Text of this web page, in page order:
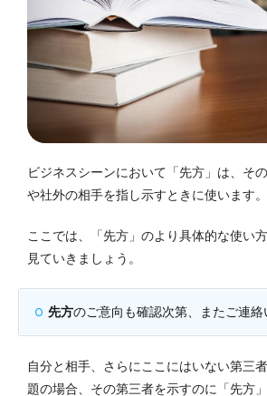
ビジネスシーンにおいて「先方」は、そ
や社外の相手を指し示すときに使います。
ここでは、「先方」のより具体的な使い
見ていきましょう。
先方のご意向も確認次第、またご連絡
自分と相手、さらにここにはいない第三
題の場合、その第三者を示すのに「先方